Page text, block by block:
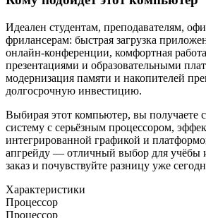
Идеален студентам, преподавателям,
фрилансерам: быстрая загрузка
онлайн-конференции, комфортная
презентациями и образовательными
модернизация памяти и накопителей
долгосрочную инвестицию.
Выбирая этот компьютер, вы получаете
систему с серьёзным процессором,
интегрированной графикой и
апгрейду — отличный выбор для учёбы
заказ и почувствуйте разницу уже
Характеристики
Процессор
Процессор